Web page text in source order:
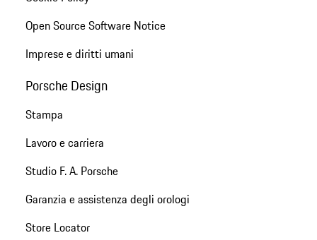
Open Source Software Notice
Imprese e diritti umani
Porsche Design
Stampa
Lavoro e carriera
Studio F. A. Porsche
Garanzia e assistenza degli orologi
Store Locator